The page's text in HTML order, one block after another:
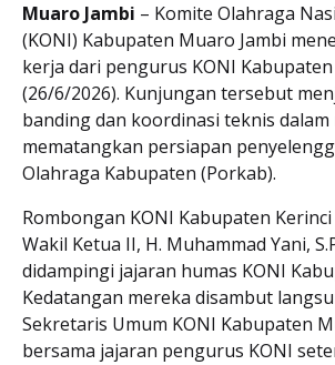
Muaro Jambi – Komite Olahraga
(KONI) Kabupaten Muaro Jambi
kerja dari pengurus KONI
(26/6/2026). Kunjungan tersebut
banding dan koordinasi teknis
mematangkan persiapan
Olahraga Kabupaten (Porkab).
Rombongan KONI Kabupaten
Wakil Ketua II, H. Muhammad Yani,
didampingi jajaran humas KONI
Kedatangan mereka disambut
Sekretaris Umum KONI Kabupaten
bersama jajaran pengurus KONI